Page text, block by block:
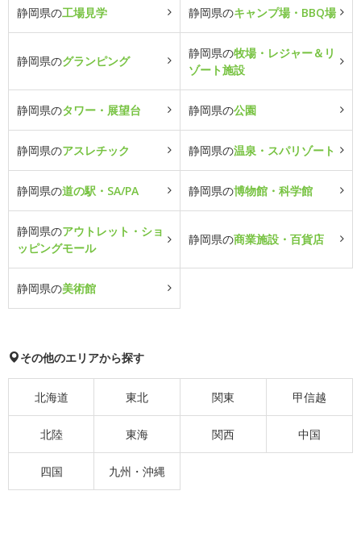
静岡県の工場見学 静岡県のキャンプ場・BBQ場
静岡県のグランピング
静岡県の牧場・レジャー＆リ
ゾート施設
静岡県のタワー・展望台 静岡県の公園
静岡県のアスレチック 静岡県の温泉・スパリゾート
静岡県の道の駅・SA/PA 静岡県の博物館・科学館
静岡県のアウトレット・ショ
ッピングモール
静岡県の商業施設・百貨店
静岡県の美術館
その他のエリアから探す
北海道 東北 関東 甲信越
北陸 東海 関西 中国
四国 九州・沖縄